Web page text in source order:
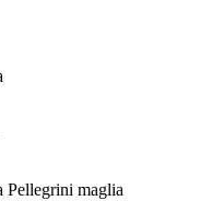
maglia